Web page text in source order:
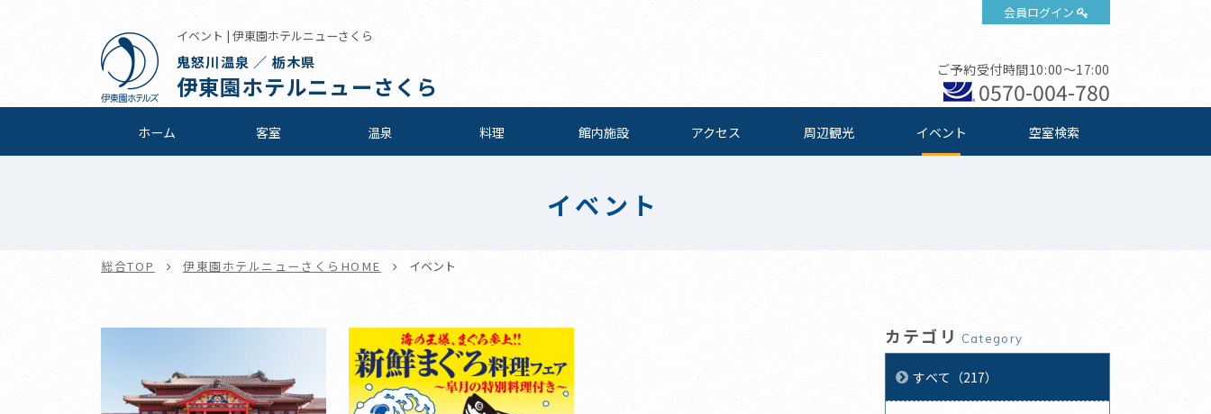
会員ログイン
イベント | 伊東園ホテルニューさくら
鬼怒川温泉 ／ 栃木県
伊東園ホテルニューさくら
ご予約受付時間10:00～17:00
0570-004-780
ホーム 客室 温泉 料理 館内施設 アクセス 周辺観光 イベント 空室検索
イベント
総合TOP 伊東園ホテルニューさくらHOME イベント
カテゴリ Category
すべて（217）